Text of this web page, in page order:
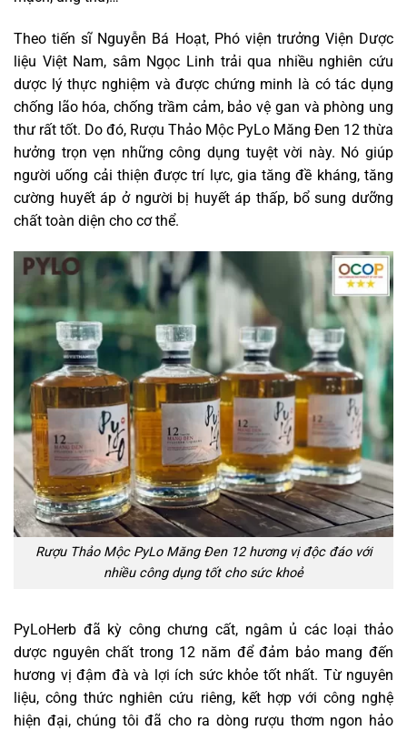
Theo tiến sĩ Nguyễn Bá Hoạt, Phó viện trưởng Viện Dược
liệu Việt Nam, sâm Ngọc Linh trải qua nhiều nghiên cứu
dược lý thực nghiệm và được chứng minh là có tác dụng
chống lão hóa, chống trầm cảm, bảo vệ gan và phòng ung
thư rất tốt. Do đó, Rượu Thảo Mộc PyLo Măng Đen 12 thừa
hưởng trọn vẹn những công dụng tuyệt vời này. Nó giúp
người uống cải thiện được trí lực, gia tăng đề kháng, tăng
cường huyết áp ở người bị huyết áp thấp, bổ sung dưỡng
chất toàn diện cho cơ thể.
Rượu Thảo Mộc PyLo Măng Đen 12 hương vị độc đáo với
nhiều công dụng tốt cho sức khoẻ
PyLoHerb đã kỳ công chưng cất, ngâm ủ các loại thảo
dược nguyên chất trong 12 năm để đảm bảo mang đến
hương vị đậm đà và lợi ích sức khỏe tốt nhất. Từ nguyên
liệu, công thức nghiên cứu riêng, kết hợp với công nghệ
hiện đại, chúng tôi đã cho ra dòng rượu thơm ngon hảo